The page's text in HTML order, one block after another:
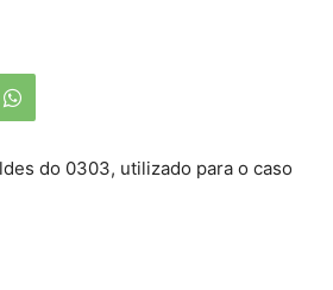
do 0303, utilizado para o caso